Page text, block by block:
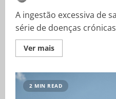
A ingestão excessiva de
série de doenças
Ver mais
2 MIN READ